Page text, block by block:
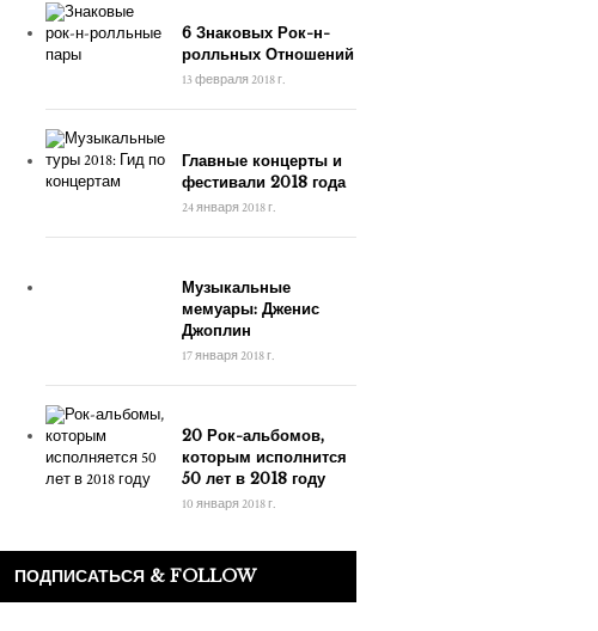
6 Знаковых Рок-н-
ролльных Отношений
13 февраля 2018 г.
Главные концерты и
фестивали 2018 года
24 января 2018 г.
Музыкальные
мемуары: Дженис
Джоплин
17 января 2018 г.
20 Рок-альбомов,
которым исполнится
50 лет в 2018 году
10 января 2018 г.
ПОДПИСАТЬСЯ & FOLLOW